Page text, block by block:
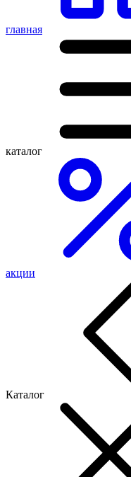
главная
каталог
акции
Каталог